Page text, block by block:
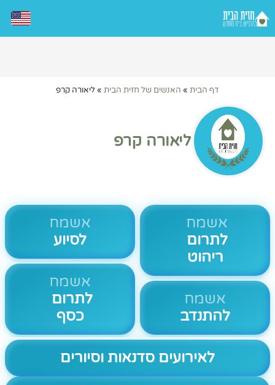
דף הבית » האנשים של חזית הבית »ליאורה קרפ
ליאורה קרפ
אשמח
לתרום
ריהוט
אשמח
להתנדב
אשמח
לסיוע
אשמח
לתרום
כסף
לאירועים סדנאות וסיורים